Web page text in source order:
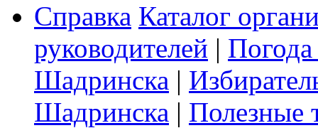
Справка Каталог
руководителей |
Шадринска |
Шадринска | Полезные